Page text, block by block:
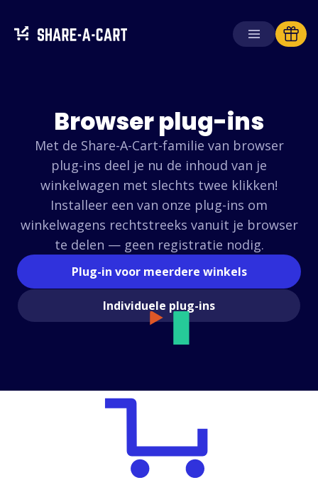
aanmaken
Oplossingen
Voor consumenten
Voor ondernemingen
HaalPlus+
Nederlands (Dutch)
Browser plug-ins
Met de Share-A-Cart-familie van browser
plug-ins deel je nu de inhoud van je
winkelwagen met slechts twee klikken!
Installeer een van onze plug-ins om
winkelwagens rechtstreeks vanuit je browser
te delen — geen registratie nodig.
Plug-in voor meerdere winkels
Individuele plug-ins